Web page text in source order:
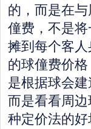
的，而是在
僮费，不是
摊到每个客
的球僮费价
是根据球会
而是看看周
种定价法的